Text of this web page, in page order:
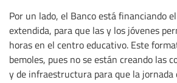
Por un lado, el Banco está financiando
extendida, para que las y los jóvenes
horas en el centro educativo. Este
bemoles, pues no se están creando las
y de infraestructura para que la jornada